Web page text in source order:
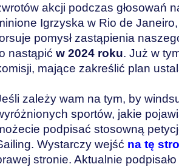
akcji podczas głosowań
Igrzyska w Rio de
pomysł zastąpienia
nastąpić w 2024 roku. Już w
mające zakreślić plan
zależy wam na tym, by
sportów, jakie
podpisać stosowną
Wystarczy wejść na tę
stronie. Aktualnie